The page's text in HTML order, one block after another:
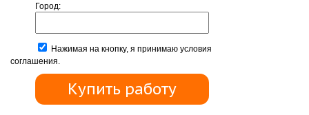
Город:
Нажимая на кнопку, я принимаю условия
соглашения.